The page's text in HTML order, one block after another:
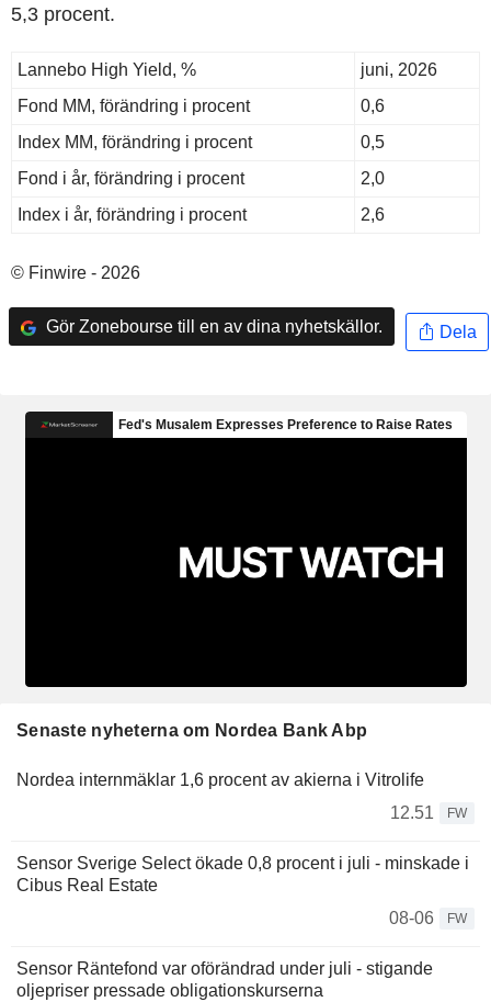
5,3 procent.
Lannebo High Yield, %
juni, 2026
Fond MM, förändring i procent
0,6
Index MM, förändring i procent
0,5
Fond i år, förändring i procent
2,0
Index i år, förändring i procent
2,6
© Finwire - 2026
Gör Zonebourse till en av dina nyhetskällor. Dela
Senaste nyheterna om Nordea Bank Abp
Nordea internmäklar 1,6 procent av akierna i Vitrolife
12.51
FW
Sensor Sverige Select ökade 0,8 procent i juli - minskade i
Cibus Real Estate
08-06
FW
Sensor Räntefond var oförändrad under juli - stigande
oljepriser pressade obligationskurserna